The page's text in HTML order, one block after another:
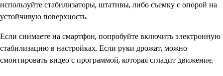
используйте стабилизаторы, штативы, либо съемку с опорой на
устойчивую поверхность.
Если снимаете на смартфон, попробуйте включить электронную
стабилизацию в настройках. Если руки дрожат, можно
смонтировать видео с программой, которая сгладит движение.